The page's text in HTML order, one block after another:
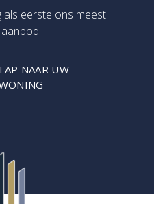
als eerste ons meest
NAAR UW